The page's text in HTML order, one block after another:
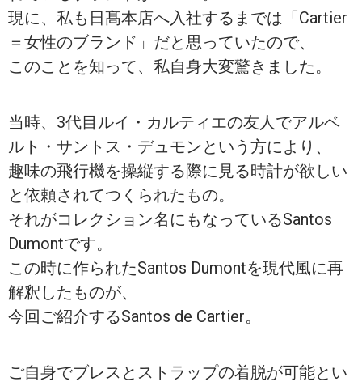
現に、私も日髙本店へ入社するまでは「Cartier
＝女性のブランド」だと思っていたので、
このことを知って、私自身大変驚きました。
当時、3代目ルイ・カルティエの友人でアルベ
ルト・サントス・デュモンという方により、
趣味の飛行機を操縦する際に見る時計が欲しい
と依頼されてつくられたもの。
それがコレクション名にもなっているSantos
Dumontです。
この時に作られたSantos Dumontを現代風に再
解釈したものが、
今回ご紹介するSantos de Cartier。
ご自身でブレスとストラップの着脱が可能とい